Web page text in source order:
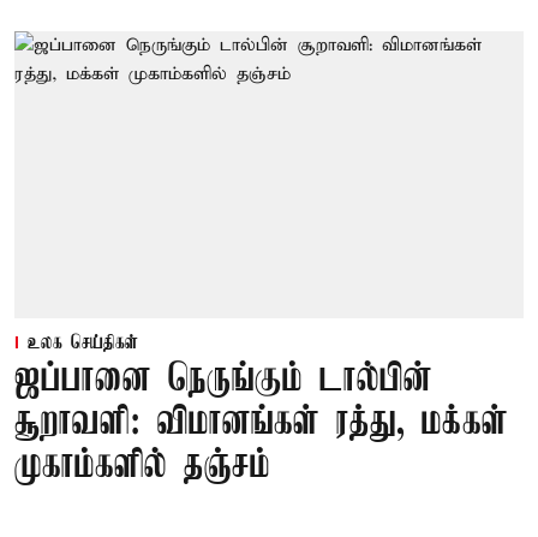
உலக செய்திகள்
ஜப்பானை நெருங்கும் டால்பின்
சூறாவளி: விமானங்கள் ரத்து, மக்கள்
முகாம்களில் தஞ்சம்